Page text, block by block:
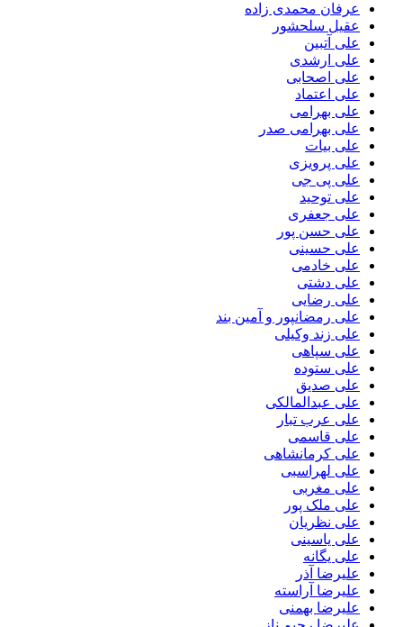
عرفان محمدی زاده
عقیل سلحشور
علی آتبین
علی ارشدی
علی اصحابی
علی اعتماد
علی بهرامی
علی بهرامی صدر
علی بیات
علی پرویزی
علی پی جی
علی توحید
علی جعفری
علی حسن پور
علی حسینی
علی خادمی
علی دشتی
علی رضایی
علی رمضانپور و آمین بند
علی زند وکیلی
علی سپاهی
علی ستوده
علی صدیق
علی عبدالمالکی
علی عرب تبار
علی قاسمی
علی کرمانشاهی
علی لهراسبی
علی مغربی
علی ملک پور
علی نظریان
علی یاسینی
علی یگانه
علیرضا آذر
علیرضا آراسته
علیرضا بهمنی